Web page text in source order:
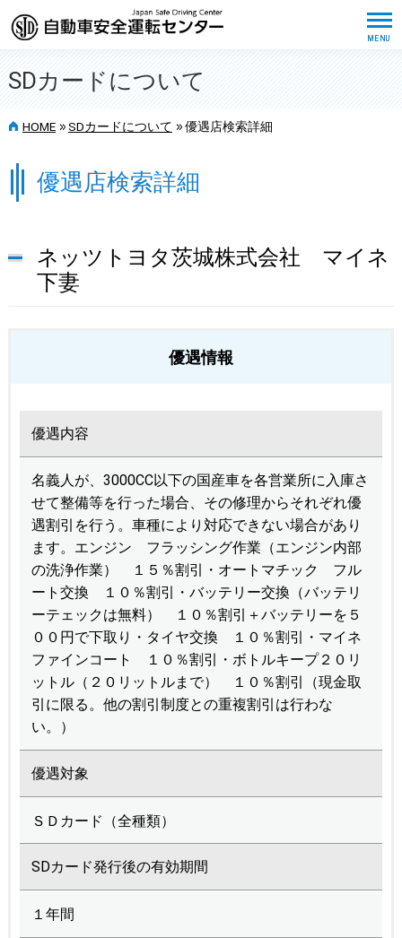
SDカードについて
HOME >> SDカードについて >> 優遇店検索詳細
優遇店検索詳細
ネッツトヨタ茨城株式会社 マイネ
下妻
優遇情報
優遇内容
名義人が、3000CC以下の国産車を各営業所に入庫さ
せて整備等を行った場合、その修理からそれぞれ優
遇割引を行う。車種により対応できない場合があり
ます。エンジン フラッシング作業（エンジン内部
の洗浄作業） １５％割引・オートマチック フル
ート交換 １０％割引・バッテリー交換（バッテリ
ーテェックは無料） １０％割引＋バッテリーを５
００円で下取り・タイヤ交換 １０％割引・マイネ
ファインコート １０％割引・ボトルキープ２０リ
ットル（２０リットルまで） １０％割引（現金取
引に限る。他の割引制度との重複割引は行わな
い。）
優遇対象
ＳＤカード（全種類）
SDカード発行後の有効期間
１年間